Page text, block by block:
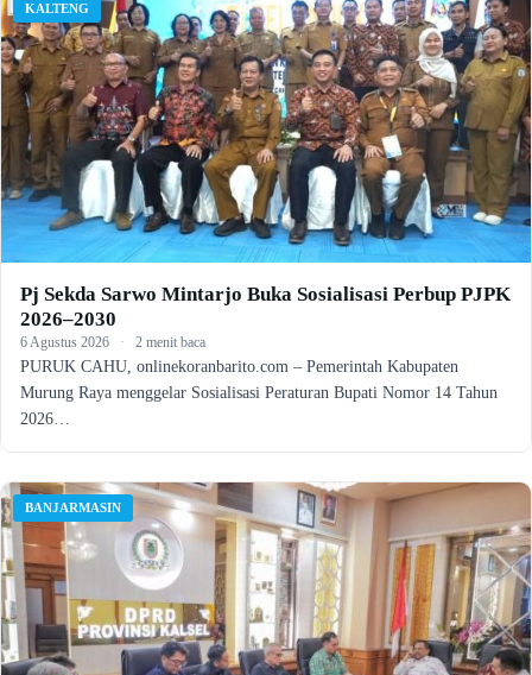
KALTENG
Pj Sekda Sarwo Mintarjo Buka Sosialisasi Perbup PJPK
2026–2030
6 Agustus 2026 · 2 menit baca
PURUK CAHU, onlinekoranbarito.com – Pemerintah Kabupaten
Murung Raya menggelar Sosialisasi Peraturan Bupati Nomor 14 Tahun
2026…
BANJARMASIN